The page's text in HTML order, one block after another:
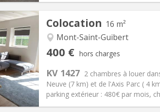
Colocation 16 m²
Mont-Saint-Guibert
400 € hors charges
KV 1427 2 chambres à louer
Neuve (7 km) et de l'Axis Parc ( 4
parking extérieur : 480€ par mois,
Aménagement
Salle de bain:Commune
Superficie:16 m2